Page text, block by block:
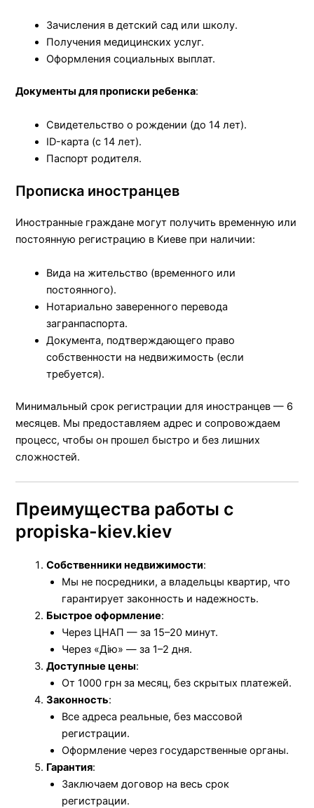
Зачисления в детский сад или школу.
Получения медицинских услуг.
Оформления социальных выплат.
Документы для прописки ребенка:
Свидетельство о рождении (до 14 лет).
ID-карта (с 14 лет).
Паспорт родителя.
Прописка иностранцев
Иностранные граждане могут получить временную или
постоянную регистрацию в Киеве при наличии:
Вида на жительство (временного или
постоянного).
Нотариально заверенного перевода
загранпаспорта.
Документа, подтверждающего право
собственности на недвижимость (если
требуется).
Минимальный срок регистрации для иностранцев — 6
месяцев. Мы предоставляем адрес и сопровождаем
процесс, чтобы он прошел быстро и без лишних
сложностей.
Преимущества работы с
propiska-kiev.kiev
Собственники недвижимости:
Мы не посредники, а владельцы квартир, что
гарантирует законность и надежность.
Быстрое оформление:
Через ЦНАП — за 15–20 минут.
Через «Дію» — за 1–2 дня.
Доступные цены:
От 1000 грн за месяц, без скрытых платежей.
Законность:
Все адреса реальные, без массовой
регистрации.
Оформление через государственные органы.
Гарантия:
Заключаем договор на весь срок
регистрации.